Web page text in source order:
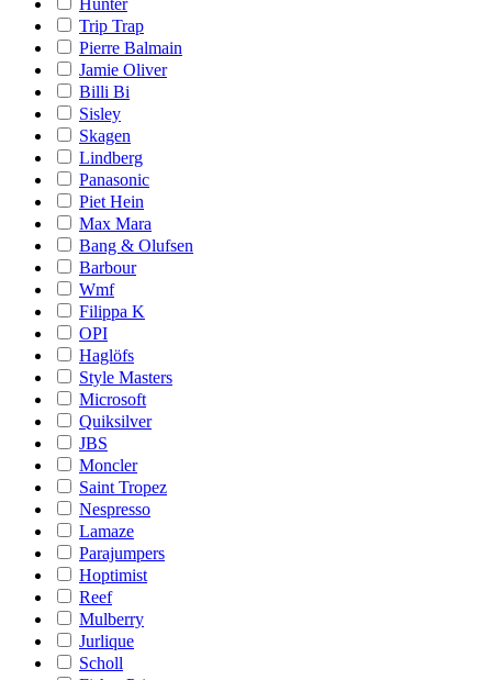
Hunter
Trip Trap
Pierre Balmain
Jamie Oliver
Billi Bi
Sisley
Skagen
Lindberg
Panasonic
Piet Hein
Max Mara
Bang & Olufsen
Barbour
Wmf
Filippa K
OPI
Haglöfs
Style Masters
Microsoft
Quiksilver
JBS
Moncler
Saint Tropez
Nespresso
Lamaze
Parajumpers
Hoptimist
Reef
Mulberry
Jurlique
Scholl